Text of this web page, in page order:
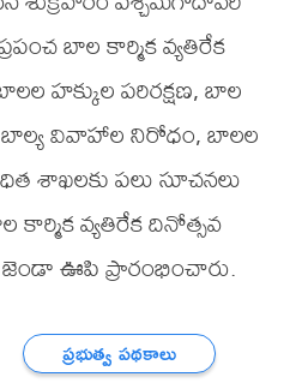
బాల కార్మిక వ్యతిరేక
హక్కుల పరిరక్షణ, బాల
బాల్య వివాహాల నిరోధం, బాలల
శాఖలకు పలు సూచనలు
వ్యతిరేక దినోత్సవ
ఊపి ప్రారంభించారు.
ప్రభుత్వ పథకాలు